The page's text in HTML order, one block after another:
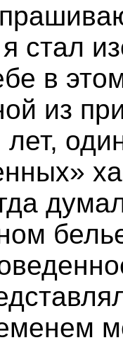
я стал
в
из
лет,